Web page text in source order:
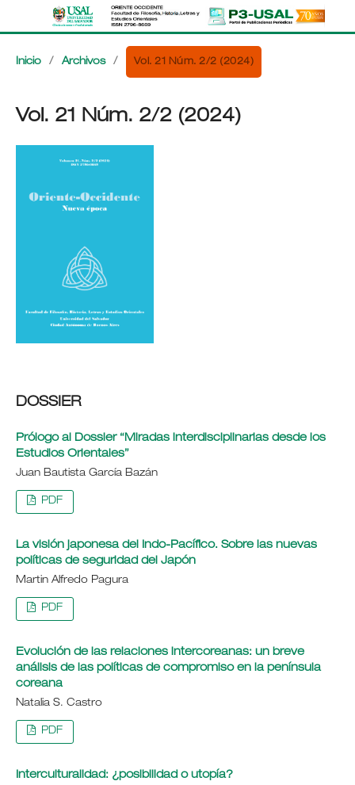
Inicio / Archivos / Vol. 21 Núm. 2/2 (2024)
Vol. 21 Núm. 2/2 (2024)
DOSSIER
Prólogo al Dossier “Miradas interdisciplinarias desde los
Estudios Orientales”
Juan Bautista García Bazán
PDF
La visión japonesa del Indo-Pacífico. Sobre las nuevas
políticas de seguridad del Japón
Martin Alfredo Pagura
PDF
Evolución de las relaciones intercoreanas: un breve
análisis de las políticas de compromiso en la península
coreana
Natalia S. Castro
PDF
Interculturalidad: ¿posibilidad o utopía?